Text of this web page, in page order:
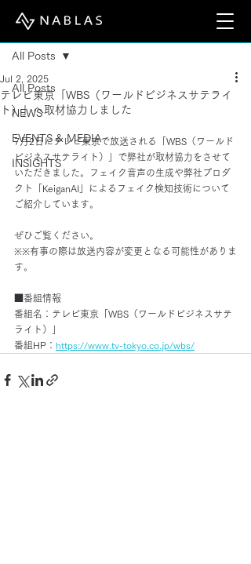
Post
All Posts
NEWS
EVENTS & MEDIA
INSIGHTS
All Posts
テレビ東京「WBS（ワールドビジネスサテライ
ト）」へ取材協力しました
Jul 2, 2025
7月2日にテレビ東京で放送される「WBS（ワールド
ビジネスサテライト）」で弊社が取材協力をさせて
いただきました。フェイク音声の生成や弊社プロダ
クト「KeiganAI」によるフェイク検知技術について
ご紹介しています。
ぜひご覧ください。
※※有事の際は放送内容が変更となる可能性がありま
す。
■番組情報
番組名：テレビ東京「WBS（ワールドビジネスサテ
ライト）」
番組HP： https://www.tv-tokyo.co.jp/wbs/